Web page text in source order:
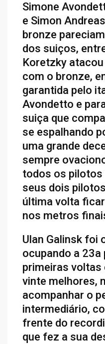
Simone
e Simon
bronze
dos suiços,
Koretzky
com o bronze,
garantida pelo
Avondetto e
suiça que
se espalhando
uma grande
sempre
todos os pilotos
seus dois
última volta
nos metros
Ulan Galinsk foi
ocupando a 23a
primeiras voltas
vinte melhores,
acompanhar o
intermediário,
frente do
que fez a sua